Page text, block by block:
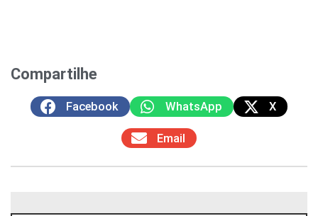
Compartilhe
Facebook WhatsApp X
Email